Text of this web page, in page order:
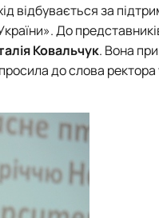
відбувається за
. До
Ковальчук. Вона
до слова ректора